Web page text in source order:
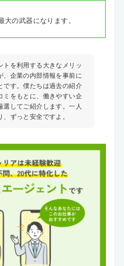
大の武器になります。
トを利用する大きなメリッ
、企業の内部情報を事前に
です。僕たちは過去の紹介
ミをもとに、働きやすい企
選してご紹介します。一人
、ずっと安全ですよ。